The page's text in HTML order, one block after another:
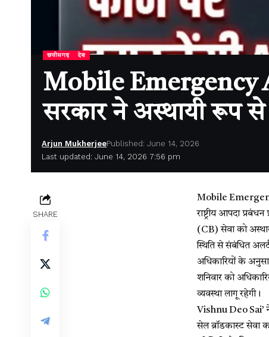
छत्तीसगढ़ देश
Mobile Emergency
सरकार ने अस्थायी रूप से
Last updated: June 14, 2026 7:56 pm
Arjun MukherjeePublished: June 14, 2026
SHARE
Mobile
राष्ट्रीय आपदा
(CB) सेवा को
स्थिति से संबंधित
अधिकारियों के
शनिवार को
व्यवस्था लागू रहेगी।
Vishnu Deo Sai’
सेल ब्रॉडकास्ट सेवा